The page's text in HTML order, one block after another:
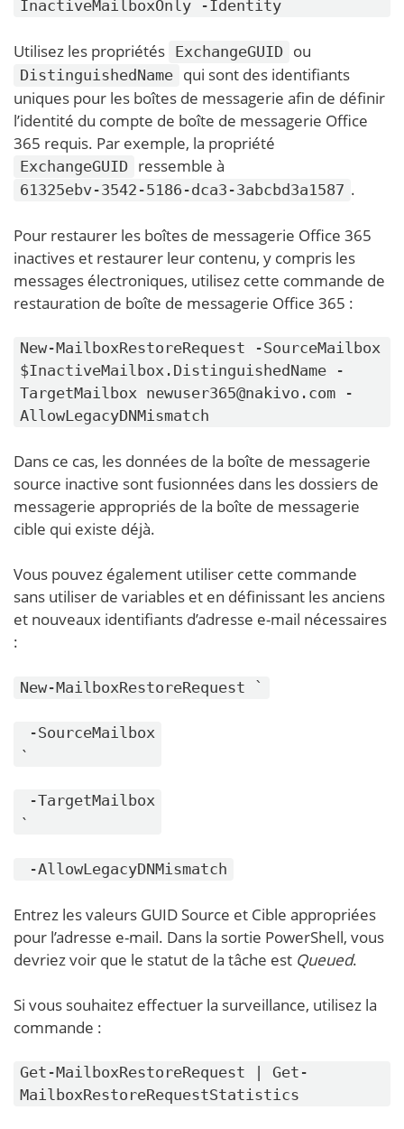
InactiveMailboxOnly -Identity
Utilisez les propriétés ExchangeGUID ou
DistinguishedName qui sont des identifiants
uniques pour les boîtes de messagerie afin de définir
l’identité du compte de boîte de messagerie Office
365 requis. Par exemple, la propriété
ExchangeGUID ressemble à
61325ebv-3542-5186-dca3-3abcbd3a1587 .
Pour restaurer les boîtes de messagerie Office 365
inactives et restaurer leur contenu, y compris les
messages électroniques, utilisez cette commande de
restauration de boîte de messagerie Office 365 :
New-MailboxRestoreRequest -SourceMailbox
$InactiveMailbox.DistinguishedName -
TargetMailbox newuser365@nakivo.com -
AllowLegacyDNMismatch
Dans ce cas, les données de la boîte de messagerie
source inactive sont fusionnées dans les dossiers de
messagerie appropriés de la boîte de messagerie
cible qui existe déjà.
Vous pouvez également utiliser cette commande
sans utiliser de variables et en définissant les anciens
et nouveaux identifiants d’adresse e-mail nécessaires
:
New-MailboxRestoreRequest `
-SourceMailbox
`
-TargetMailbox
`
-AllowLegacyDNMismatch
Entrez les valeurs GUID Source et Cible appropriées
pour l’adresse e-mail. Dans la sortie PowerShell, vous
devriez voir que le statut de la tâche est Queued.
Si vous souhaitez effectuer la surveillance, utilisez la
commande :
Get-MailboxRestoreRequest | Get-
MailboxRestoreRequestStatistics